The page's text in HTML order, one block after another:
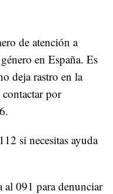
de atención a
en España. Es
deja rastro en la
por
si necesitas ayuda
al 091 para denunciar